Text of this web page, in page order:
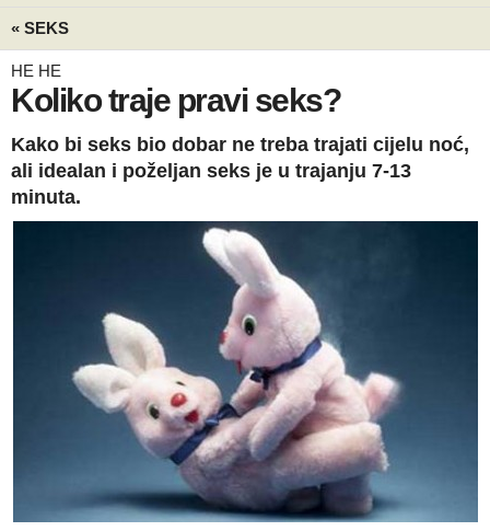
« SEKS
HE HE
Koliko traje pravi seks?
Kako bi seks bio dobar ne treba trajati cijelu noć,
ali idealan i poželjan seks je u trajanju 7-13
minuta.